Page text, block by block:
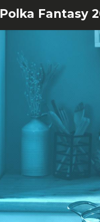
Polka Fantasy